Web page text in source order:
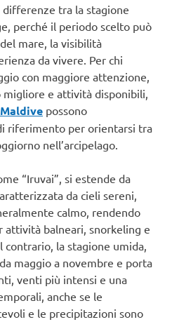
tra la stagione
perché il periodo scelto può
mare, la visibilità
da vivere. Per chi
con maggiore attenzione,
e attività disponibili,
possono
riferimento per orientarsi tra
nell’arcipelago.
“Iruvai”, si estende da
da cieli sereni,
calmo, rendendo
attività balneari, snorkeling e
la stagione umida,
maggio a novembre e porta
venti più intensi e una
anche se le
e le precipitazioni sono